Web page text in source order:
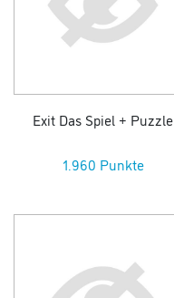
Exit Das Spiel + Puzzle
1.960 Punkte